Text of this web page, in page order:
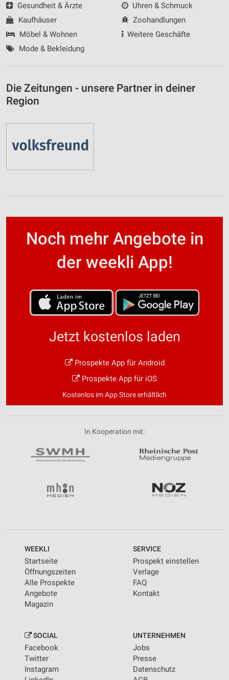
Gesundheit & Ärzte
Kaufhäuser
Möbel & Wohnen
Mode & Bekleidung
Uhren & Schmuck
Zoohandlungen
Weitere Geschäfte
Die Zeitungen - unsere Partner in deiner
Region
Noch mehr Angebote in
der weekli App!
Jetzt kostenlos laden
Prospekte App für Android
Prospekte App für iOS
Kostenlos im App Store erhältlich
In Kooperation mit:
WEEKLI
Startseite
Öffnungszeiten
Alle Prospekte
Angebote
Magazin
SERVICE
Prospekt einstellen
Verlage
FAQ
Kontakt
SOCIAL
Facebook
Twitter
Instagram
UNTERNEHMEN
Jobs
Presse
Datenschutz